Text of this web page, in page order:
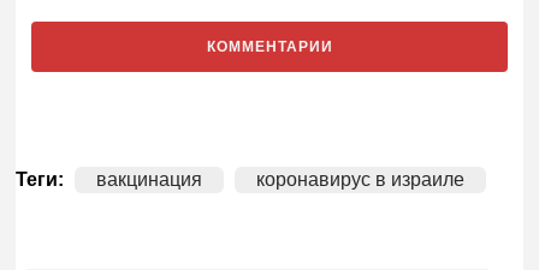
КОММЕНТАРИИ
Теги: вакцинация коронавирус в израиле